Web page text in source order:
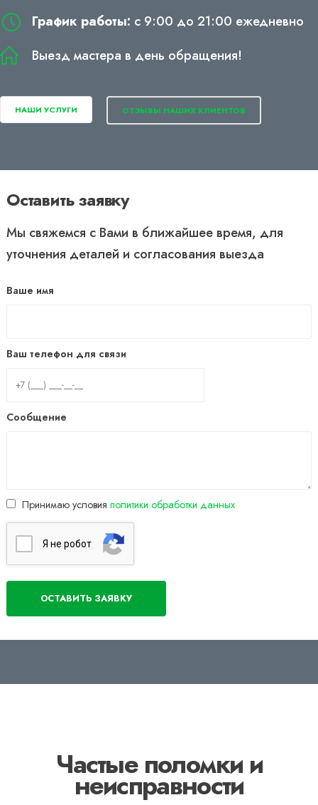
График работы: с 9:00 до 21:00 ежедневно
Выезд мастера в день обращения!
НАШИ УСЛУГИ ОТЗЫВЫ НАШИХ КЛИЕНТОВ
Оставить заявку
Мы свяжемся с Вами в ближайшее время, для
уточнения деталей и согласования выезда
Ваше имя
Ваш телефон для связи
Сообщение
Принимаю условия политики обработки данных
Я нe poбoт
Частые поломки и
неисправности